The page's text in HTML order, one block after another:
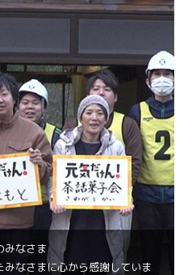
みなさま
なさまに心から感謝していま